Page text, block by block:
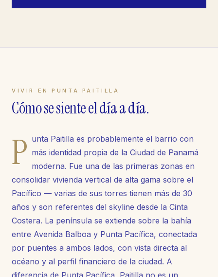
VIVIR ENPUNTA PAITILLA
Cómo se siente el día a día.
P unta Paitilla es probablemente el barrio con
más identidad propia de la Ciudad de Panamá
moderna. Fue una de las primeras zonas en
consolidar vivienda vertical de alta gama sobre el
Pacífico — varias de sus torres tienen más de 30
años y son referentes del skyline desde la Cinta
Costera. La península se extiende sobre la bahía
entre Avenida Balboa y Punta Pacífica, conectada
por puentes a ambos lados, con vista directa al
océano y al perfil financiero de la ciudad. A